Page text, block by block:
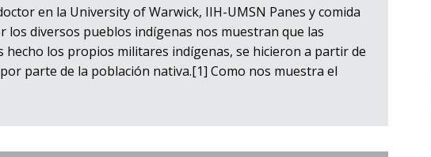
en la University of Warwick, IIH-UMSN Panes y comida
los diversos pueblos indígenas nos muestran que las
hecho los propios militares indígenas, se hicieron a partir de
parte de la población nativa.[1] Como nos muestra el